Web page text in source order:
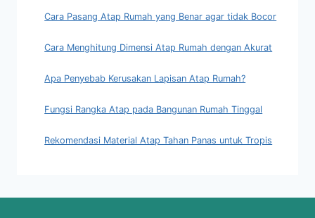
Cara Pasang Atap Rumah yang Benar agar tidak Bocor
Cara Menghitung Dimensi Atap Rumah dengan Akurat
Apa Penyebab Kerusakan Lapisan Atap Rumah?
Fungsi Rangka Atap pada Bangunan Rumah Tinggal
Rekomendasi Material Atap Tahan Panas untuk Tropis